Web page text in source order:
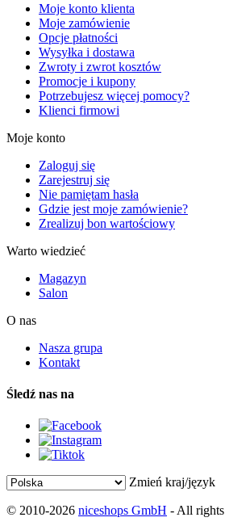
Moje konto klienta
Moje zamówienie
Opcje płatności
Wysyłka i dostawa
Zwroty i zwrot kosztów
Promocje i kupony
Potrzebujesz więcej pomocy?
Klienci firmowi
Moje konto
Zaloguj się
Zarejestruj się
Nie pamiętam hasła
Gdzie jest moje zamówienie?
Zrealizuj bon wartościowy
Warto wiedzieć
Magazyn
Salon
O nas
Nasza grupa
Kontakt
Śledź nas na
Zmień kraj/język
© 2010-2026 niceshops GmbH - All rights